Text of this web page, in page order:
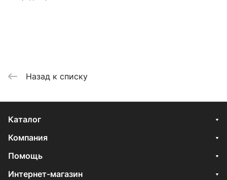
Назад к списку
Каталог
Компания
Помощь
Интернет-магазин